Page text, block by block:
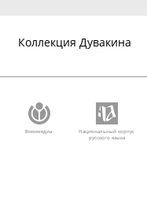
Коллекция Дувакина
Викимедиа
Национальный корпус
русского языка